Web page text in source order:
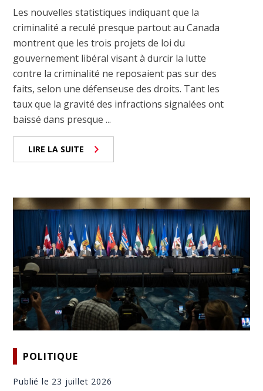
Les nouvelles statistiques indiquant que la
criminalité a reculé presque partout au Canada
montrent que les trois projets de loi du
gouvernement libéral visant à durcir la lutte
contre la criminalité ne reposaient pas sur des
faits, selon une défenseuse des droits. Tant les
taux que la gravité des infractions signalées ont
baissé dans presque ...
LIRE LA SUITE
POLITIQUE
Publié le 23 juillet 2026